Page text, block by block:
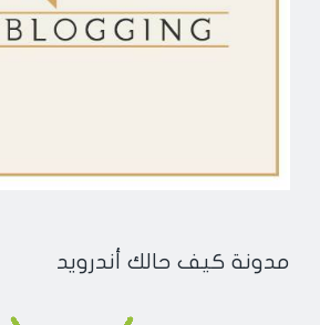
مدونة كيف حالك أندرويد